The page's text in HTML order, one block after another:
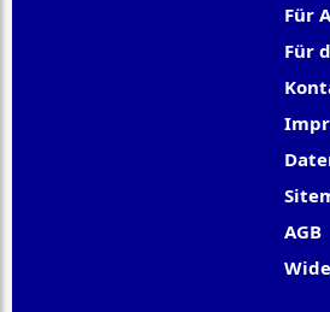
Für
Für
AGB